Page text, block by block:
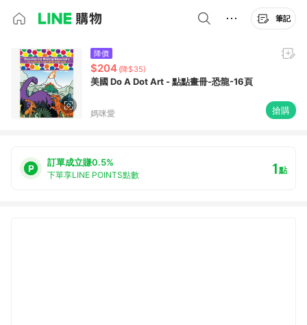
筆記
降價
$204 (降$35)
美國 Do A Dot Art - 點點畫冊-恐龍-16頁
媽咪愛 搶購
訂單成立賺0.5%
下單享LINE POINTS點數 1點